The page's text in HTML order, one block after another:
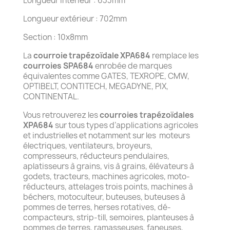
Longueur extérieur : 702mm
Section : 10x8mm
Lacourroie trapézoïdale XPA684 remplace les
courroies SPA684enrobée de marques
équivalentes comme GATES, TEXROPE, CMW,
OPTIBELT, CONTITECH, MEGADYNE, PIX,
CONTINENTAL.
Vous retrouverez lescourroies trapézoïdales
XPA684 sur tous types d’applications agricoles
et industrielles et notamment sur les moteurs
électriques, ventilateurs, broyeurs,
compresseurs, réducteurs pendulaires,
aplatisseurs à grains, vis à grains, élévateurs à
godets, tracteurs, machines agricoles, moto-
réducteurs, attelages trois points, machines à
béchers, motoculteur, buteuses, buteuses à
pommes de terres, herses rotatives, dé-
compacteurs, strip-till, semoires, planteuses à
pommes de terres, ramasseuses, faneuses,